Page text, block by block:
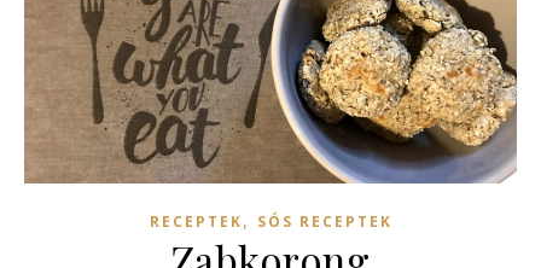
RECEPTEK, SÓS RECEPTEK